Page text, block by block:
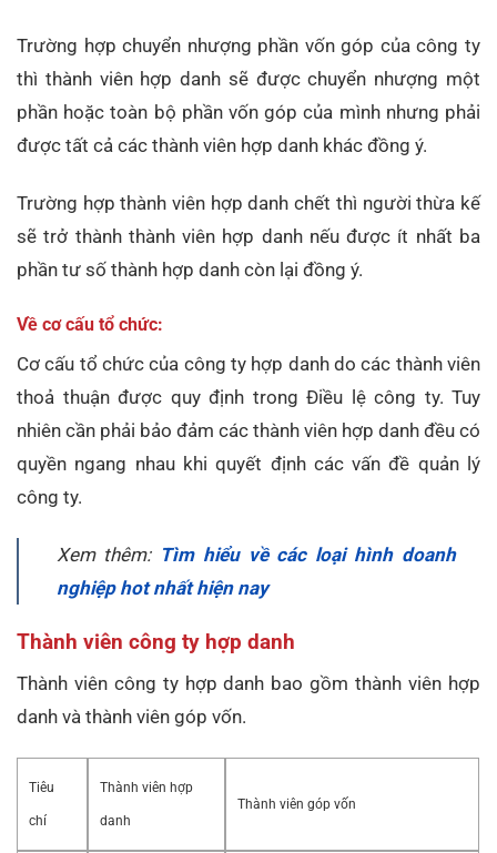
Trường hợp chuyển nhượng phần vốn góp của công ty
thì thành viên hợp danh sẽ được chuyển nhượng một
phần hoặc toàn bộ phần vốn góp của mình nhưng phải
được tất cả các thành viên hợp danh khác đồng ý.
Trường hợp thành viên hợp danh chết thì người thừa kế
sẽ trở thành thành viên hợp danh nếu được ít nhất ba
phần tư số thành hợp danh còn lại đồng ý.
Về cơ cấu tổ chức:
Cơ cấu tổ chức của công ty hợp danh do các thành viên
thoả thuận được quy định trong Điều lệ công ty. Tuy
nhiên cần phải bảo đảm các thành viên hợp danh đều có
quyền ngang nhau khi quyết định các vấn đề quản lý
công ty.
Xem thêm: Tìm hiểu về các loại hình doanh
nghiệp hot nhất hiện nay
Thành viên công ty hợp danh
Thành viên công ty hợp danh bao gồm thành viên hợp
danh và thành viên góp vốn.
Tiêu
chí
Thành viên hợp
danh
Thành viên góp vốn